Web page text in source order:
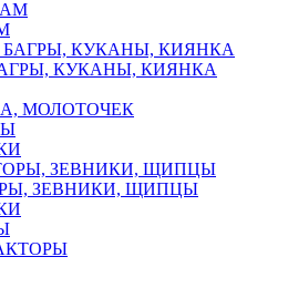
КУКАНЫ, КИЯНКА
МОЛОТОЧЕК
ЗЕВНИКИ, ЩИПЦЫ